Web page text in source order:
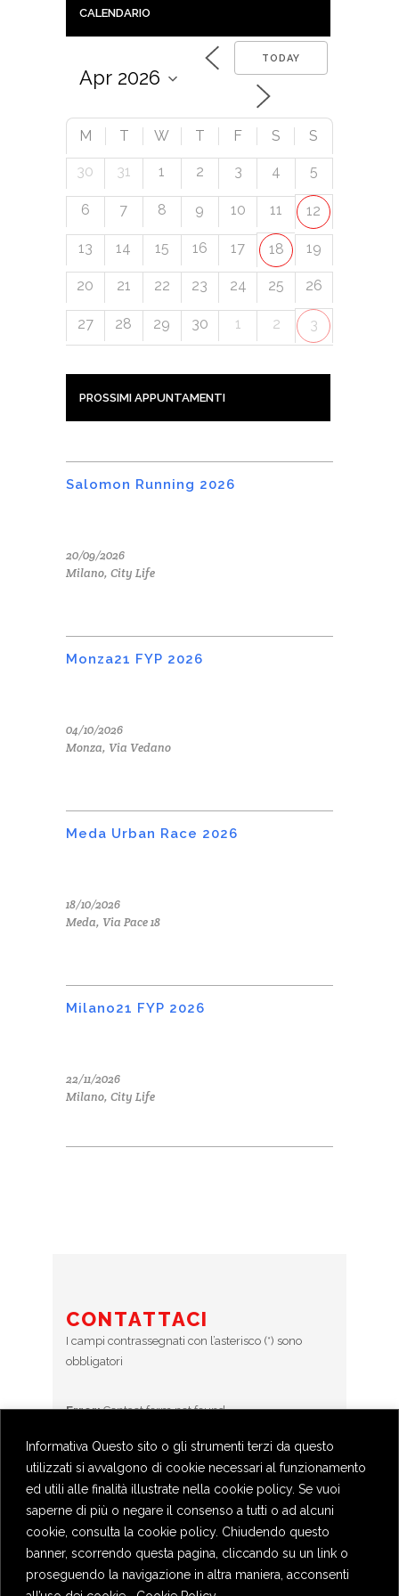
Informativa Questo sito o gli strumenti terzi da questo
utilizzati si avvalgono di cookie necessari al funzionamento
ed utili alle finalità illustrate nella cookie policy. Se vuoi
saperne di più o negare il consenso a tutti o ad alcuni
cookie, consulta la cookie policy. Chiudendo questo
banner, scorrendo questa pagina, cliccando su un link o
proseguendo la navigazione in altra maniera, acconsenti
CALENDARIO
TODAY
M T W T F S S
30 31 1 2 3 4 5
6 7 8 9 10 11 12
13 14 15 16 17 18 19
20 21 22 23 24 25 26
27 28 29 30 1 2 3
PROSSIMI APPUNTAMENTI
Salomon Running 2026
20/09/2026
Milano, City Life
Monza21 FYP 2026
04/10/2026
Monza, Via Vedano
Meda Urban Race 2026
18/10/2026
Meda, Via Pace 18
Milano21 FYP 2026
22/11/2026
Milano, City Life
CONTATTACI
I campi contrassegnati con l’asterisco (*) sono
obbligatori
Error:Contact form not found.
BOOKINGS
Prenotazioni chiuse